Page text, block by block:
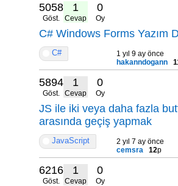
5058
Göst.
1
Cevap
0
Oy
C# Windows Forms Yazım
C#
1 yıl 9 ay önce
hakanndogann
5894
Göst.
1
Cevap
0
Oy
JS ile iki veya daha fazla
arasında geçiş yapmak
JavaScript
2 yıl 7 ay önce
cemsra
12p
6216
Göst.
1
Cevap
0
Oy